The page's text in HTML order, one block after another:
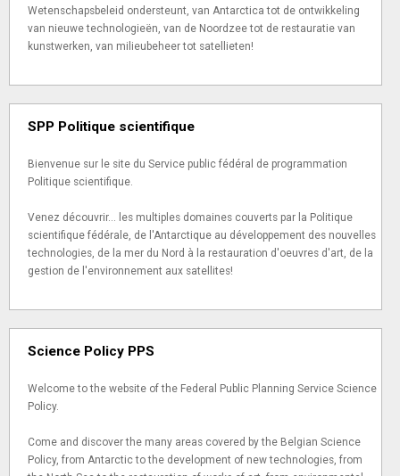
Wetenschapsbeleid ondersteunt, van Antarctica tot de ontwikkeling
van nieuwe technologieën, van de Noordzee tot de restauratie van
kunstwerken, van milieubeheer tot satellieten!
SPP Politique scientifique
Bienvenue sur le site du Service public fédéral de programmation
Politique scientifique.
Venez découvrir... les multiples domaines couverts par la Politique
scientifique fédérale, de l'Antarctique au développement des nouvelles
technologies, de la mer du Nord à la restauration d'oeuvres d'art, de la
gestion de l'environnement aux satellites!
Science Policy PPS
Welcome to the website of the Federal Public Planning Service Science
Policy.
Come and discover the many areas covered by the Belgian Science
Policy, from Antarctic to the development of new technologies, from